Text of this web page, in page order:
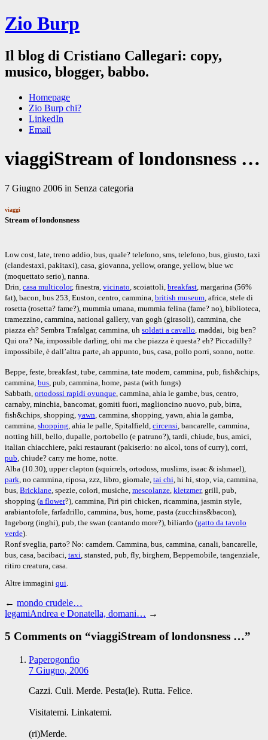
Zio Burp
Il blog di Cristiano Callegari: copy,
musico, blogger, babbo.
Homepage
Zio Burp chi?
LinkedIn
Email
viaggiStream of londonsness …
7 Giugno 2006 in Senza categoria
viaggi
Stream of londonsness
Low cost, late, treno addio, bus, quale? telefono, sms, telefono, bus, giusto, taxi
(clandestaxi, pakitaxi), casa, giovanna, yellow, orange, yellow, blue wc
(moquettato serio), nanna.
Drin, casa multicolor, finestra, vicinato , scoiattoli, breakfast , margarina (56%
fat), bacon, bus 253, Euston, centro, cammina, british museum , africa, stele di
rosetta (rosetta? fame?), mummia umana, mummia felina (fame? no), biblioteca,
tramezzino, cammina, national gallery, van gogh (girasoli), cammina, che
piazza eh? Sembra Trafalgar, cammina, uh soldati a cavallo , maddai,
big ben?
Qui ora? Na, impossible darling, ohi ma che piazza è questa? eh? Piccadilly?
impossibile, è dall’altra parte, ah appunto, bus, casa, pollo porri, sonno, notte.
Beppe, feste, breakfast, tube, cammina, tate modern, cammina, pub, fish&chips,
cammina, bus , pub, cammina, home, pasta (with fungs)
Sabbath, ortodossi rapidi ovunque , cammina, ahia le gambe, bus, centro,
carnaby, minchia, bancomat, gomiti fuori, maglioncino nuovo, pub, birra,
fish&chips, shopping, yawn , cammina, shopping, yawn, ahia la gamba,
cammina, shopping , ahia le palle, Spitalfield, circensi , bancarelle, cammina,
notting hill, bello, dupalle, portobello (e patruno?), tardi, chiude, bus, amici,
italian chiacchiere, paki restaurant (pakiserio: no alcol, tons of curry), corri,
pub , chiude? carry me home, notte.
Alba (10.30), upper clapton (squirrels, ortodoss, muslims, isaac & ishmael),
park , no cammina, riposa, zzz, libro, giornale, tai chi , hi hi, stop, via, cammina,
bus, Bricklane , spezie, colori, musiche, mescolanze kletzmer, grill, pub,
shopping (a flower?), cammina, Piri piri chicken, ricammina, jasmin style,
arabiantofole, farfadrillo, cammina, bus, home, pasta (zucchins&bacon),
Ingeborg (inghi), pub, the swan (cantando more?), biliardo (gatto da tavolo
verde).
Ronf sveglia, parto? No: camdem. Cammina, bus, cammina, canali, bancarelle,
bus, casa, bacibaci, taxi , stansted, pub, fly, birghem, Beppemobile, tangenziale,
ritiro creatura, casa.
Altre immagini qui
← mondo crudele…
legamiAndrea e Donatella, domani… →
5 Comments on “viaggiStream of londonsness …”
Paperogonfio
7 Giugno, 2006
Cazzi. Culi. Merde. Pesta(le). Rutta. Felice.
Visitatemi. Linkatemi.
(ri)Merde.